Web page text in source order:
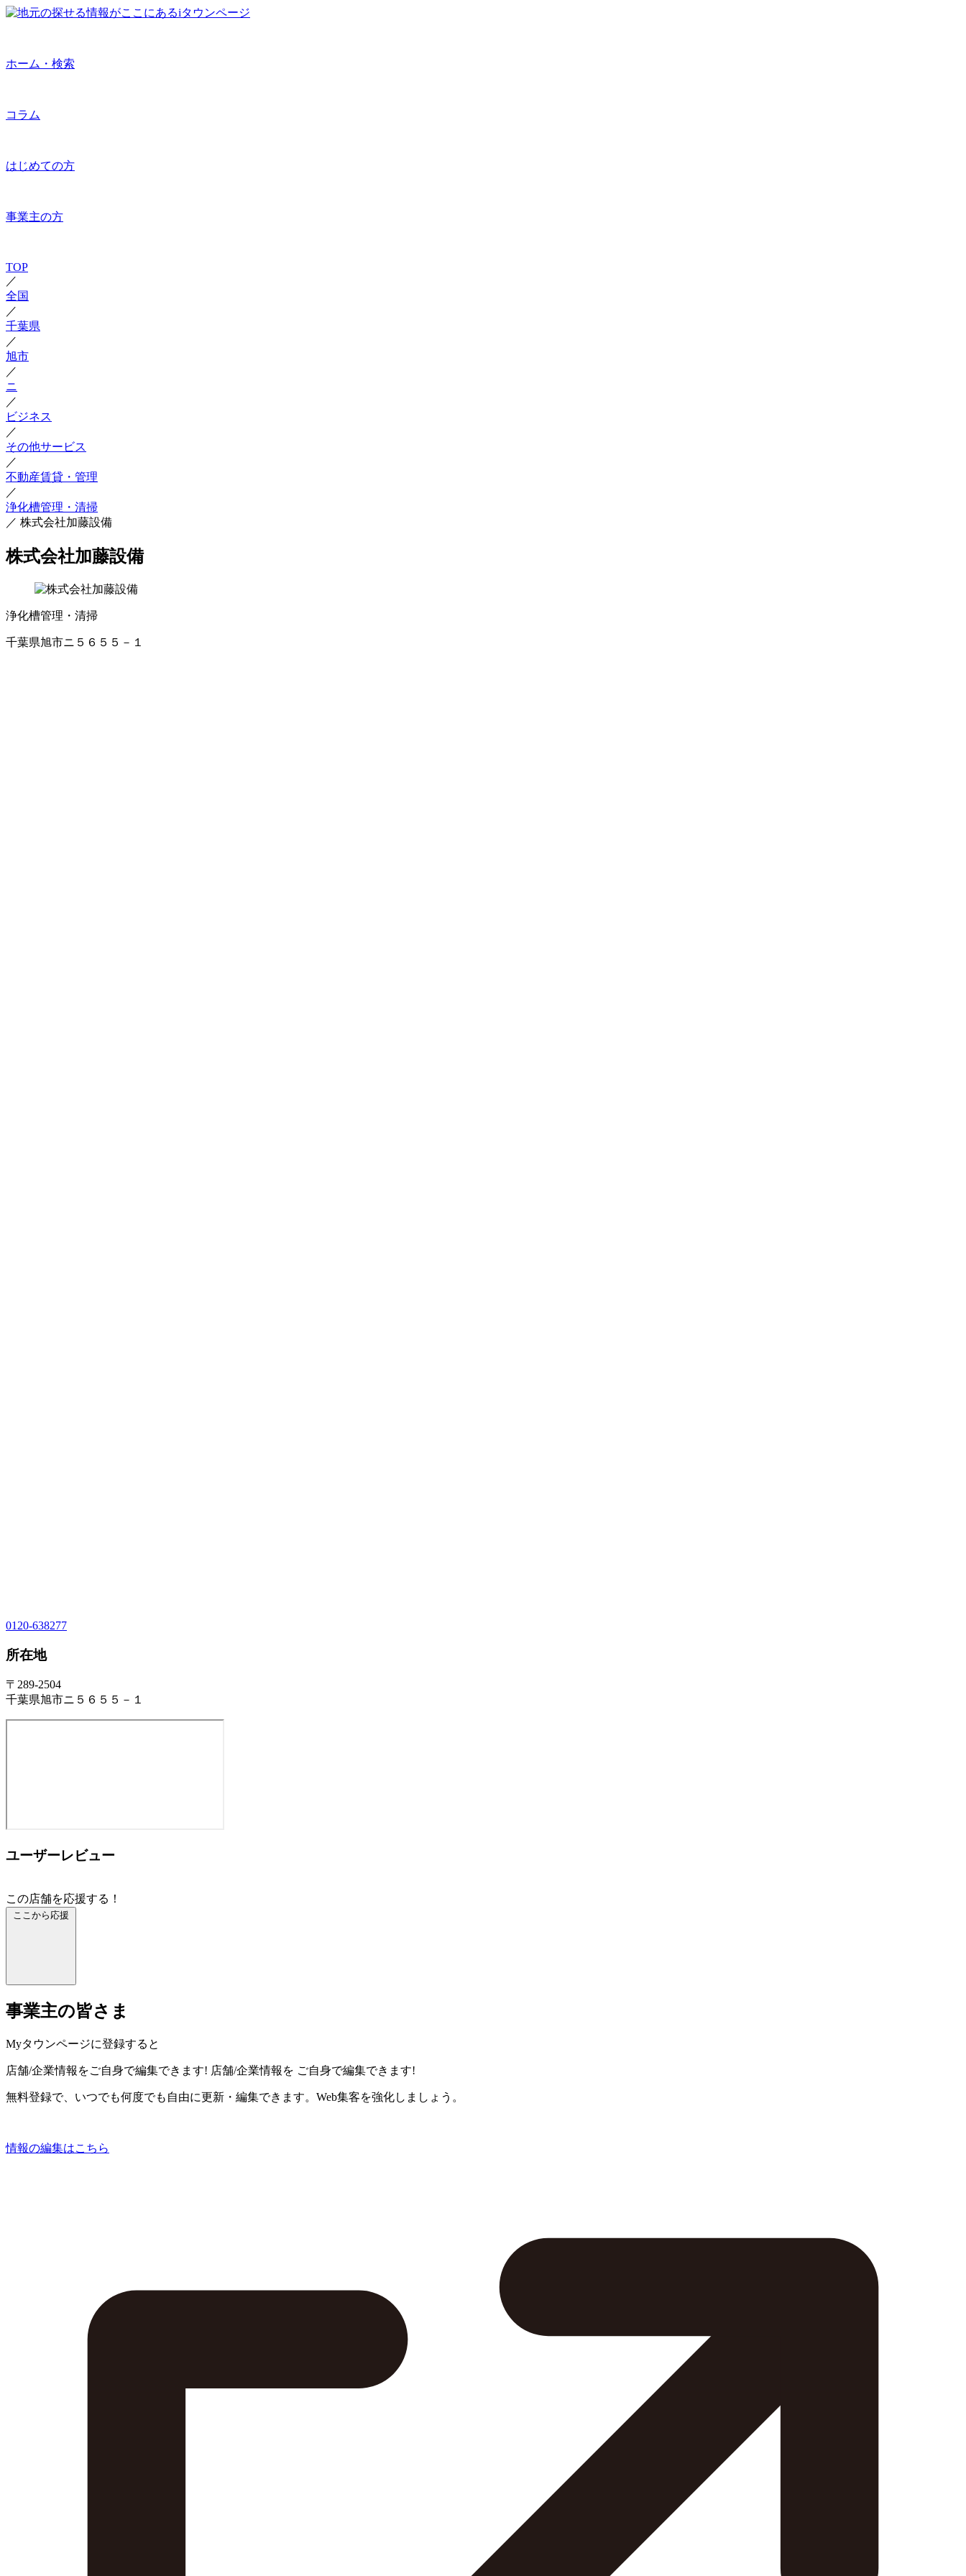
ホーム・検索
コラム
はじめての方
事業主の方
TOP
／
全国
／
千葉県
／
旭市
／
ニ
／
ビジネス
／
その他サービス
／
不動産賃貸・管理
／
浄化槽管理・清掃
／ 株式会社加藤設備
株式会社加藤設備
浄化槽管理・清掃
千葉県旭市ニ５６５５－１
0120-638277
所在地
〒289-2504
千葉県旭市ニ５６５５－１
ユーザーレビュー
この店舗を応援する！
ここから応援
事業主の皆さま
Myタウンページに登録すると
店舗/企業情報をご自身で編集できます! 店舗/企業情報を ご自身で編集できます!
無料登録で、いつでも何度でも自由に更新・編集できます。Web集客を強化しましょう。
情報の編集はこちら